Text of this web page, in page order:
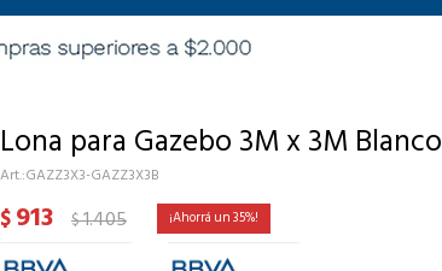
Lona para Gazebo 3M x 3M Blanco
GAZZ3X3-GAZZ3X3B
$913 $1.405 35